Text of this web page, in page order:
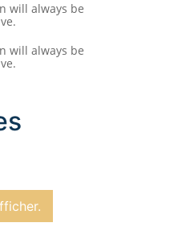
will always be
will always be